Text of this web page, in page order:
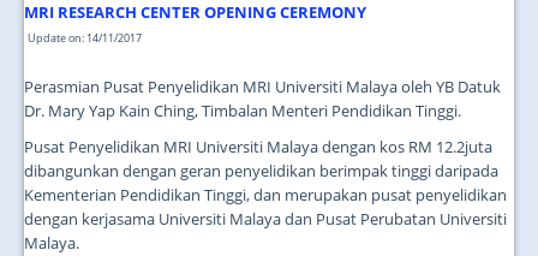
MRI RESEARCH CENTER OPENING CEREMONY
Update on: 14/11/2017
Perasmian Pusat Penyelidikan MRI Universiti Malaya oleh YB Datuk
Dr. Mary Yap Kain Ching, Timbalan Menteri Pendidikan Tinggi.
Pusat Penyelidikan MRI Universiti Malaya dengan kos RM 12.2juta
dibangunkan dengan geran penyelidikan berimpak tinggi daripada
Kementerian Pendidikan Tinggi, dan merupakan pusat penyelidikan
dengan kerjasama Universiti Malaya dan Pusat Perubatan Universiti
Malaya.